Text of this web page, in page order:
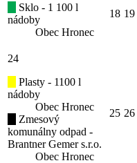
Sklo - 1 100 l
nádoby
Obec Hronec
18 19
24
Plasty - 1100 l
nádoby
Obec Hronec
Zmesový
komunálny odpad -
Brantner Gemer s.r.o.
Obec Hronec
25 26